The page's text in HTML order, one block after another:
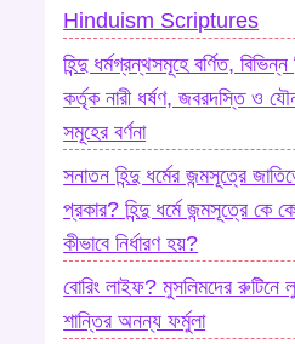
Hinduism Scriptures
হিন্দু ধর্মগ্রন্থসমূহে বর্ণিত,
কর্তৃক নারী ধর্ষণ, জবরদস্তি ও
সমূহের বর্ণনা
সনাতন হিন্দু ধর্মের জন্মসূত্রে
প্রকার? হিন্দু ধর্মে জন্মসূত্রে কে
কীভাবে নির্ধারণ হয়?
বোরিং লাইফ? মুসলিমদের রুটিনে
শান্তির অনন্য ফর্মুলা